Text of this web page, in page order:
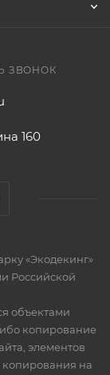
ЗВОНОК
160
«Экодекинг»
Российской
объектами
копирование
элементов
копирования на